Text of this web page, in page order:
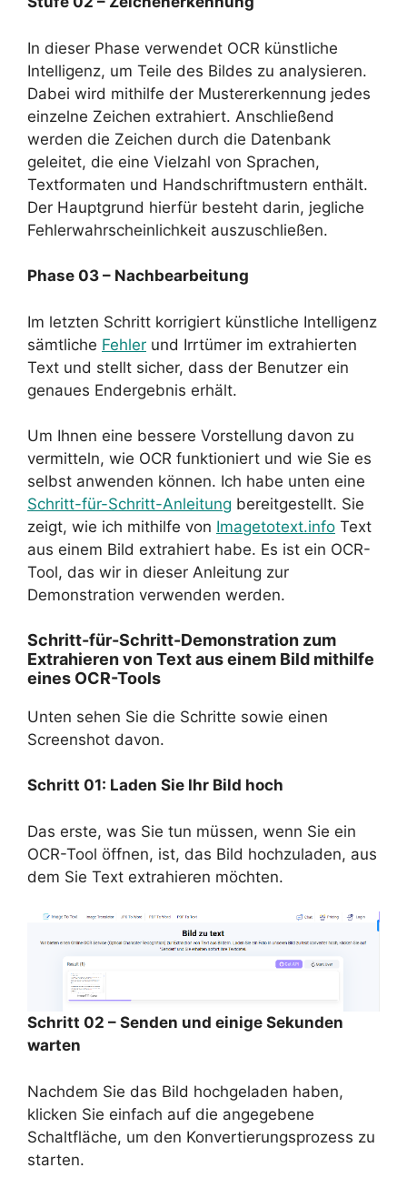
In dieser Phase verwendet OCR künstliche
Intelligenz, um Teile des Bildes zu analysieren.
Dabei wird mithilfe der Mustererkennung jedes
einzelne Zeichen extrahiert. Anschließend
werden die Zeichen durch die Datenbank
geleitet, die eine Vielzahl von Sprachen,
Textformaten und Handschriftmustern enthält.
Der Hauptgrund hierfür besteht darin, jegliche
Fehlerwahrscheinlichkeit auszuschließen.
Phase 03 – Nachbearbeitung
Im letzten Schritt korrigiert künstliche Intelligenz
sämtliche Fehler und Irrtümer im extrahierten
Text und stellt sicher, dass der Benutzer ein
genaues Endergebnis erhält.
Um Ihnen eine bessere Vorstellung davon zu
vermitteln, wie OCR funktioniert und wie Sie es
selbst anwenden können. Ich habe unten eine
Schritt-für-Schritt-Anleitung bereitgestellt. Sie
zeigt, wie ich mithilfe von Imagetotext.info Text
aus einem Bild extrahiert habe. Es ist ein OCR-
Tool, das wir in dieser Anleitung zur
Demonstration verwenden werden.
Schritt-für-Schritt-Demonstration zum
Extrahieren von Text aus einem Bild mithilfe
eines OCR-Tools
Unten sehen Sie die Schritte sowie einen
Screenshot davon.
Schritt 01: Laden Sie Ihr Bild hoch
Das erste, was Sie tun müssen, wenn Sie ein
OCR-Tool öffnen, ist, das Bild hochzuladen, aus
dem Sie Text extrahieren möchten.
Schritt 02 – Senden und einige Sekunden
warten
Nachdem Sie das Bild hochgeladen haben,
klicken Sie einfach auf die angegebene
Schaltfläche, um den Konvertierungsprozess zu
starten.